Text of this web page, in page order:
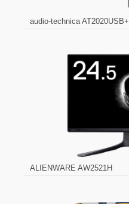
audio-technica AT2020USB+
ALIENWARE AW2521H